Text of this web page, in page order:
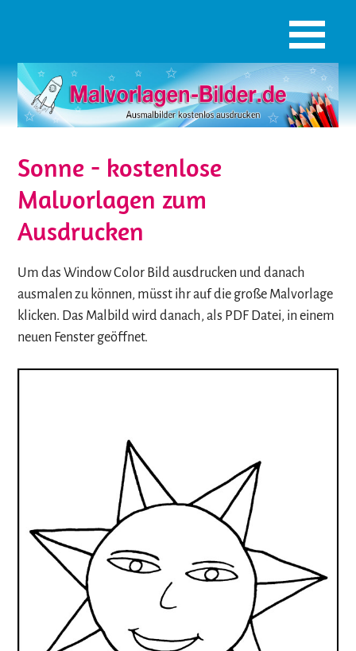
Sonne - kostenlose
Malvorlagen zum
Ausdrucken
Um das Window Color Bild ausdrucken und danach
ausmalen zu können, müsst ihr auf die große Malvorlage
klicken. Das Malbild wird danach, als PDF Datei, in einem
neuen Fenster geöffnet.